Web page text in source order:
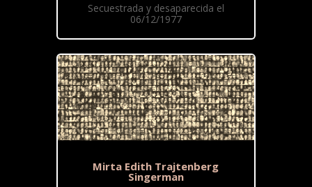
Secuestrada y desaparecida el
06/12/1977
Mirta Edith Trajtenberg
Singerman